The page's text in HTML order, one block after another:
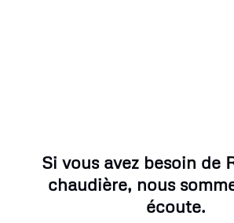
Si vous avez besoin de
chaudière, nous
écoute.